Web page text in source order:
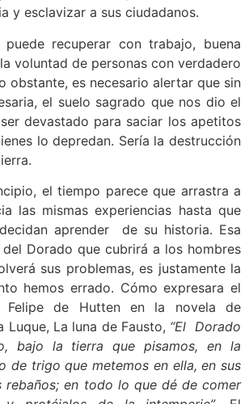
y esclavizar a sus ciudadanos.
recuperar con trabajo, buena
voluntad de personas con verdadero
obstante, es necesario alertar que sin
el suelo sagrado que nos dio el
devastado para saciar los apetitos
lo depredan. Sería la destrucción
el tiempo parece que arrastra a
las mismas experiencias hasta que
aprender de su historia. Esa
del Dorado que cubrirá a los hombres
sus problemas, es justamente la
hemos errado. Cómo expresara el
Felipe de Hutten en la novela de
Luque, La luna de Fausto, “El Dorado
bajo la tierra que pisamos, en la
de trigo que metemos en ella, en sus
rebaños; en todo lo que dé de comer